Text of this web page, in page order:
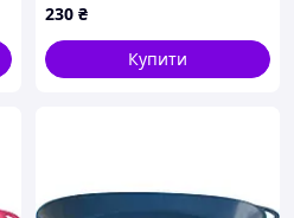
230 ₴
Купити